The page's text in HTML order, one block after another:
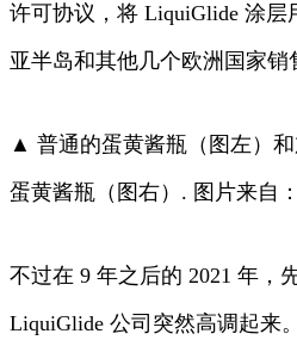
许可协议，将 LiquiGlide 涂
亚半岛和其他几个欧洲国家销
▲ 普通的蛋黄酱瓶（图左）
蛋黄酱瓶（图右）. 图片来自：
不过在 9 年之后的 2021 年，
LiquiGlide 公司突然高调起来。